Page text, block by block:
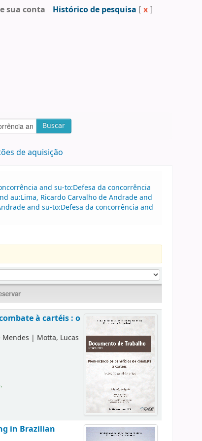
sua conta Histórico de pesquisa [ x ]
Buscar
de aquisição
and su-to:Defesa da concorrência
au:Lima, Ricardo Carvalho de Andrade and
and su-to:Defesa da concorrência and
à cartéis : o
Mendes | Motta, Lucas
in Brazilian